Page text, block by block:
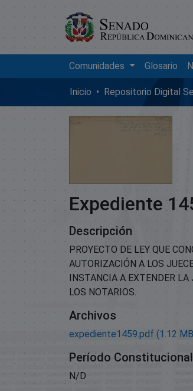
Comunidades Glosario
Inicio
Expediente
Descripción
PROYECTO DE LEY QUE
AUTORIZACIÓN A LOS
INSTANCIA A EXTENDER LA
LOS NOTARIOS.
Archivos
expediente1459.pdf (1.12
Período Constitucional
N/D